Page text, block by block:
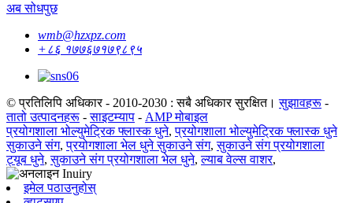
अब सोधपुछ
wmb@hzxpz.com
+८६ १७७६७१७९८९५
© प्रतिलिपि अधिकार - 2010-2030 : सबै अधिकार सुरक्षित। सुझावहरू -
तातो उत्पादनहरू -साइटम्याप - AMP मोबाइल
प्रयोगशाला भोल्युमेट्रिक फ्लास्क धुने,प्रयोगशाला भोल्युमेट्रिक फ्लास्क धुने
सुकाउने संग,प्रयोगशाला भेल धुने सुकाउने संग,सुकाउने संग प्रयोगशाला
ट्यूब धुने,सुकाउने संग प्रयोगशाला भेल धुने,ल्याब वेल्स वाशर,
इमेल पठाउनुहोस्